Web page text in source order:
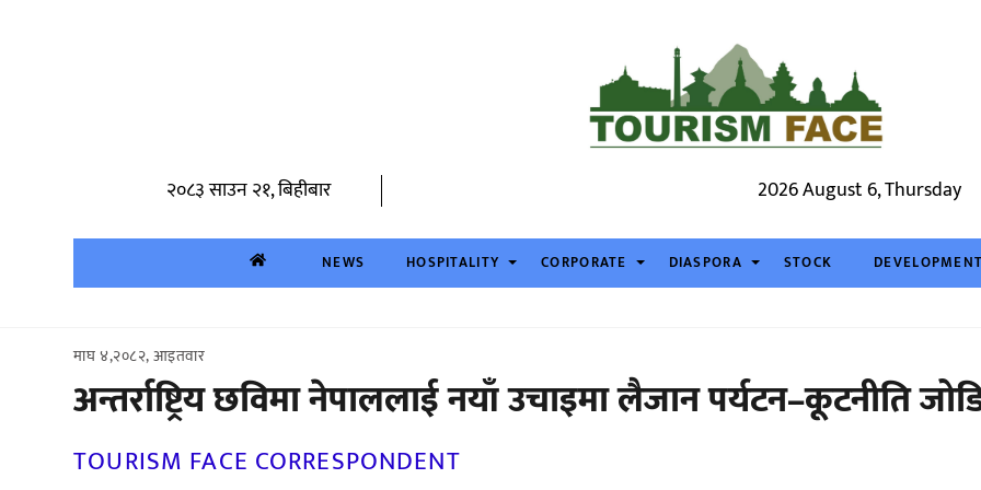
२०८३ साउन २१, बिहीबार 2026 August 6, Thursday
NEWS HOSPITALITY CORPORATE DIASPORA STOCK DEVELOPMENT
माघ ४,२०८२, आइतवार
अन्तर्राष्ट्रिय छविमा नेपाललाई नयाँ उचाइमा लैजान पर्यटन–कूटनीति
TOURISM FACE CORRESPONDENT